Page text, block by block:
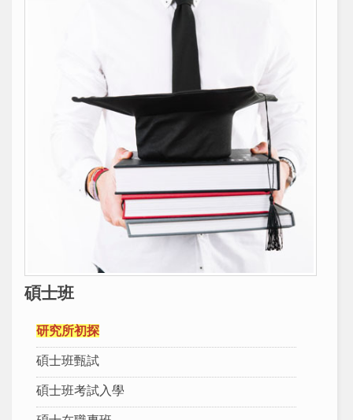
碩士班
研究所初探
碩士班甄試
碩士班考試入學